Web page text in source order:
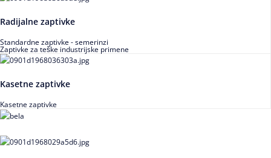
Radijalne zaptivke
Standardne zaptivke - semerinzi
Zaptivke za teške industrijske primene
Kasetne zaptivke
Kasetne zaptivke